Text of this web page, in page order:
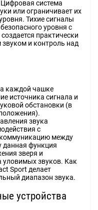
система
или ограничивает их
Тихие сигналы
уровня с
практически
и контроль над
каждой чашке
источника сигнала и
обстановки (в
звука
с
между
данная функция
зверя и
уловимых звуков. Как
Sport делает
диапазон звука.
устройства